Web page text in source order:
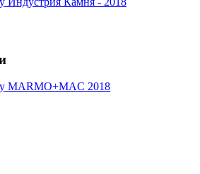
MARMO+MAC 2018